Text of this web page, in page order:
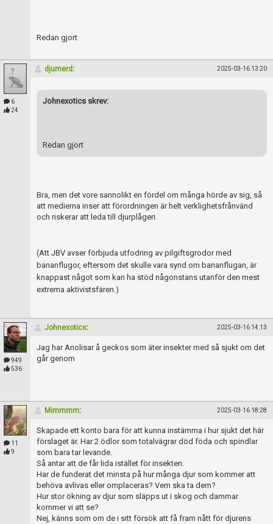
Redan gjort
6
24
djurnerd: 2025-03-16 13:20
Johnexotics skrev:
Redan gjort
Bra, men det vore sannolikt en fördel om många hörde av sig, så
att medierna inser att förordningen är helt verklighetsfrånvänd
och riskerar att leda till djurplågeri.
(Att JBV avser förbjuda utfodring av pilgiftsgrodor med
bananflugor, eftersom det skulle vara synd om bananflugan, är
knappast något som kan ha stöd någonstans utanför den mest
extrema aktivistsfären.)
949
536
Johnexotics: 2025-03-16 14:13
Jag har Anolisar å geckos som äter insekter med så sjukt om det
går genom
11
9
Mimmmm: 2025-03-16 18:28
Skapade ett konto bara för att kunna instämma i hur sjukt det här
förslaget är. Har 2 ödlor som totalvägrar död föda och spindlar
som bara tar levande.
Så antar att de får lida istället för insekten.
Har de funderat det minsta på hur många djur som kommer att
behöva avlivas eller omplaceras? Vem ska ta dem?
Hur stor ökning av djur som släpps ut i skog och dammar
kommer vi att se?
Nej, känns som om de i sitt försök att få fram nått för djurens